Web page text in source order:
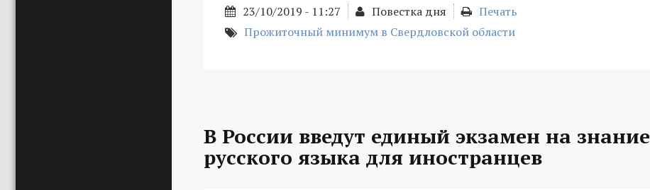
23/10/2019 - 11:27 Повестка дня
Печать
Прожиточный минимум в Свердловской области
В России введут единый экзамен на знание
русского языка для иностранцев